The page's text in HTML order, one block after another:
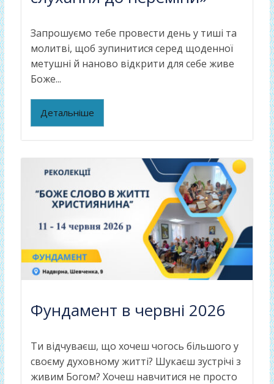
Запрошуємо тебе провести день у тиші та
молитві, щоб зупинитися серед щоденної
метушні й наново відкрити для себе живе
Боже...
Детальніше
Фундамент в червні 2026
Ти відчуваєш, що хочеш чогось більшого у
своєму духовному житті? Шукаєш зустрічі з
живим Богом? Хочеш навчитися не просто